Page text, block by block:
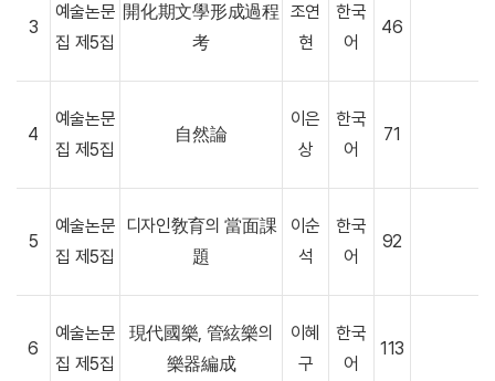
3
예술논문
집 제5집
開化期文學形成過程
考
조연
현
한국
어
46
4
예술논문
집 제5집
自然論
이은
상
한국
어
71
5
예술논문
집 제5집
디자인敎育의 當面課
題
이순
석
한국
어
92
6
예술논문
집 제5집
現代國樂, 管絃樂의
樂器編成
이혜
구
한국
어
113